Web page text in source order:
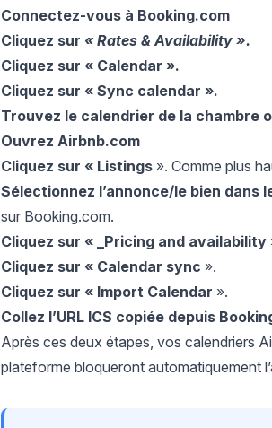
Connectez-vous à Booking.com
Cliquez sur « Rates & Availability ».
Cliquez sur « Calendar ».
Cliquez sur « Sync calendar ».
Trouvez le calendrier de la chambre
Ouvrez Airbnb.com
Cliquez sur « Listings ». Comme plus
Sélectionnez l’annonce/le bien dans
sur Booking.com.
Cliquez sur « _Pricing and availability
Cliquez sur « Calendar sync ».
Cliquez sur « Import Calendar ».
Collez l’URL ICS copiée depuis
Après ces deux étapes, vos calendriers
plateforme bloqueront automatiquement